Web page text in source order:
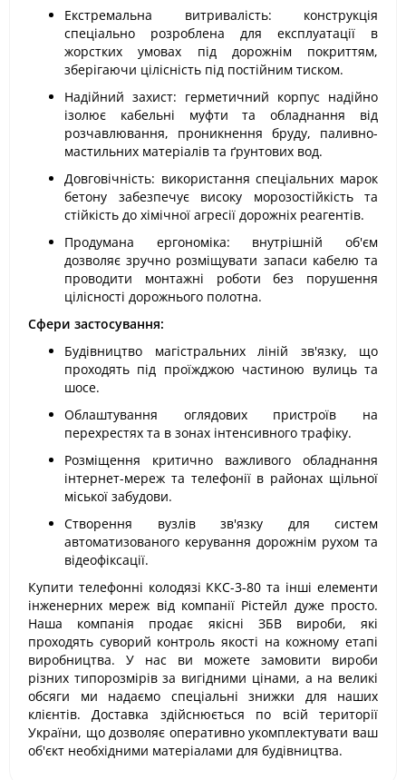
Екстремальна витривалість: конструкція
спеціально розроблена для експлуатації в
жорстких умовах під дорожнім покриттям,
зберігаючи цілісність під постійним тиском.
Надійний захист: герметичний корпус надійно
ізолює кабельні муфти та обладнання від
розчавлювання, проникнення бруду, паливно-
мастильних матеріалів та ґрунтових вод.
Довговічність: використання спеціальних марок
бетону забезпечує високу морозостійкість та
стійкість до хімічної агресії дорожніх реагентів.
Продумана ергономіка: внутрішній об'єм
дозволяє зручно розміщувати запаси кабелю та
проводити монтажні роботи без порушення
цілісності дорожнього полотна.
Сфери застосування:
Будівництво магістральних ліній зв'язку, що
проходять під проїжджою частиною вулиць та
шосе.
Облаштування оглядових пристроїв на
перехрестях та в зонах інтенсивного трафіку.
Розміщення критично важливого обладнання
інтернет-мереж та телефонії в районах щільної
міської забудови.
Створення вузлів зв'язку для систем
автоматизованого керування дорожнім рухом та
відеофіксації.
Купити телефонні колодязі ККС-3-80 та інші елементи
інженерних мереж від компанії Рістейл дуже просто.
Наша компанія продає якісні ЗБВ вироби, які
проходять суворий контроль якості на кожному етапі
виробництва. У нас ви можете замовити вироби
різних типорозмірів за вигідними цінами, а на великі
обсяги ми надаємо спеціальні знижки для наших
клієнтів. Доставка здійснюється по всій території
України, що дозволяє оперативно укомплектувати ваш
об'єкт необхідними матеріалами для будівництва.